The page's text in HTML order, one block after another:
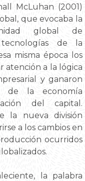
McLuhan (2001)
que evocaba la
global de
de la
misma época los
atención a la lógica
y ganaron
de la economía
del capital.
la nueva división
a los cambios en
ocurridos
la palabra